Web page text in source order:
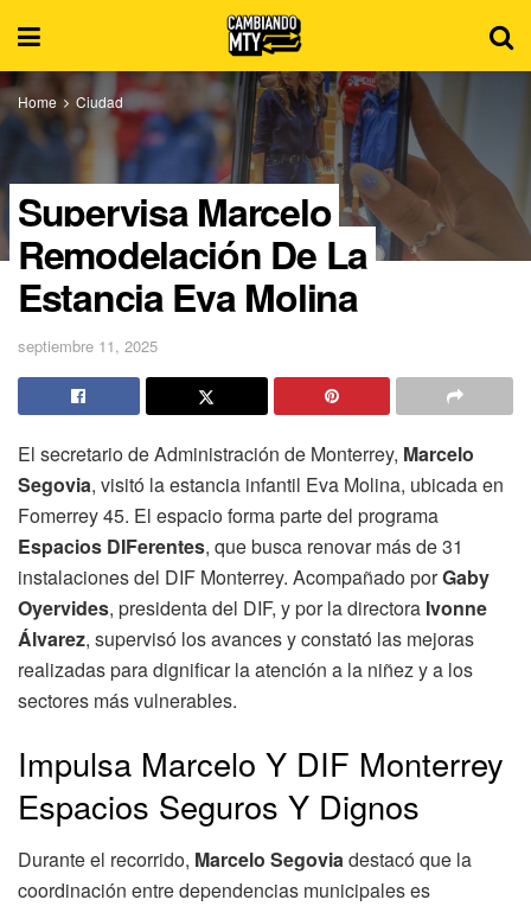
Home Ciudad
Supervisa Marcelo
Remodelación De La
Estancia Eva Molina
septiembre 11, 2025
El secretario de Administración de Monterrey, Marcelo
Segovia, visitó la estancia infantil Eva Molina, ubicada en
Fomerrey 45. El espacio forma parte del programa
Espacios DIFerentes, que busca renovar más de 31
instalaciones del DIF Monterrey. Acompañado porGaby
Oyervides, presidenta del DIF, y por la directora Ivonne
Álvarez, supervisó los avances y constató las mejoras
realizadas para dignificar la atención a la niñez y a los
sectores más vulnerables.
Impulsa Marcelo Y DIF Monterrey
Espacios Seguros Y Dignos
Durante el recorrido, Marcelo Segoviadestacó que la
coordinación entre dependencias municipales es